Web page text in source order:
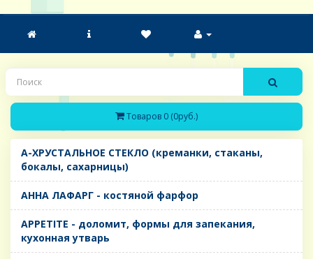
Товаров 0 (0руб.)
A-ХРУСТАЛЬНОЕ СТЕКЛО (креманки, стаканы,
бокалы, сахарницы)
AHHA ЛАФАРГ - костяной фарфор
APPETITE - доломит, формы для запекания,
кухонная утварь